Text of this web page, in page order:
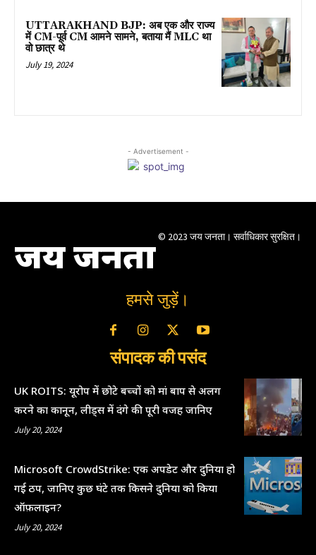
UTTARAKHAND BJP: अब एक और राज्य
में CM-पूर्व CM आमने सामने, बताया मैं MLC था
वो छात्र थे
July 19, 2024
- Advertisement -
जय जनता © 2023 जय जनता। सर्वाधिकार सुरक्षित।
हमसे जुड़ें।
संपादक की पसंद
UK ROITS: यूरोप में छोटे बच्चों को मां बाप से अलग
करने का कानून, लीड्स में दंगे की पूरी वजह जानिए
July 20, 2024
Microsoft CrowdStrike: एक अपडेट और दुनिया हो
गई ठप, जानिए कुछ घंटे तक किसने दुनिया को किया
ऑफ़लाइन?
July 20, 2024